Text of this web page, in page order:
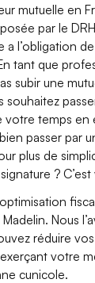
mutuelle en
par le
a l’obligation
tant que
subir une
souhaitez
votre temps en
passer par
plus de
?
Nous
réduire
votre
cunicole.